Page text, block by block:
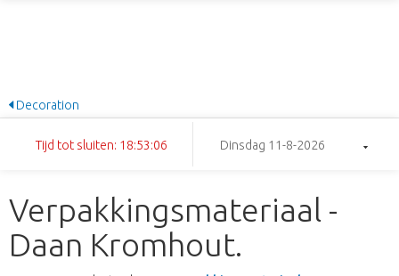
Decoration
Tijd tot sluiten: 18:53:05 Dinsdag 11-8-2026
Verpakkingsmateriaal -
Daan Kromhout.